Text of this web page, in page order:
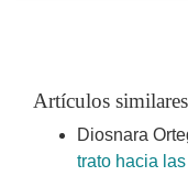
Artículos similares
Diosnara
trato hacia